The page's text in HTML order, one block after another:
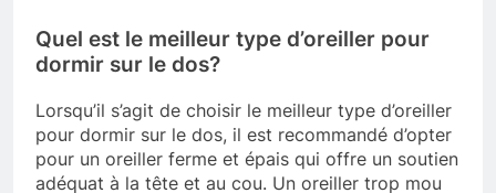
Quel est le meilleur type d’oreiller pour
dormir sur le dos?
Lorsqu’il s’agit de choisir le meilleur type d’oreiller
pour dormir sur le dos, il est recommandé d’opter
pour un oreiller ferme et épais qui offre un soutien
adéquat à la tête et au cou. Un oreiller trop mou